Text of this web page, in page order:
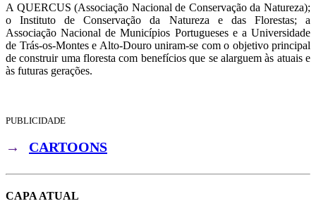
A QUERCUS (Associação Nacional de Conservação da Natureza);
o Instituto de Conservação da Natureza e das Florestas; a
Associação Nacional de Municípios Portugueses e a Universidade
de Trás-os-Montes e Alto-Douro uniram-se com o objetivo principal
de construir uma floresta com benefícios que se alarguem às atuais e
às futuras gerações.
PUBLICIDADE
→ CARTOONS
CAPA ATUAL